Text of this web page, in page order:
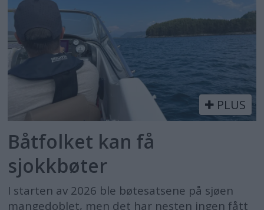
PLUS
Båtfolket kan få
sjokkbøter
I starten av 2026 ble bøtesatsene på sjøen
mangedoblet, men det har nesten ingen fått